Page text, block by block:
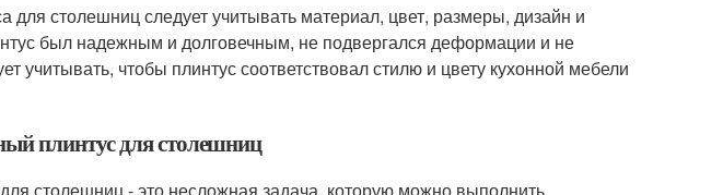
для столешниц следует учитывать материал, цвет, размеры, дизайн и
был надежным и долговечным, не подвергался деформации и не
учитывать, чтобы плинтус соответствовал стилю и цвету кухонной мебели
плинтус для столешниц